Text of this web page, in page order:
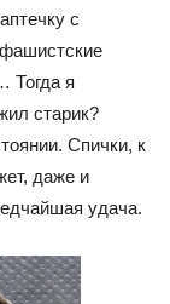
с
фашистские
Тогда я
старик?
Спички, к
даже и
удача.